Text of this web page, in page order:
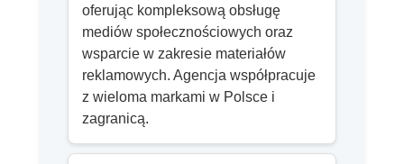
oferując kompleksową obsługę
mediów społecznościowych oraz
wsparcie w zakresie materiałów
reklamowych. Agencja współpracuje
z wieloma markami w Polsce i
zagranicą.